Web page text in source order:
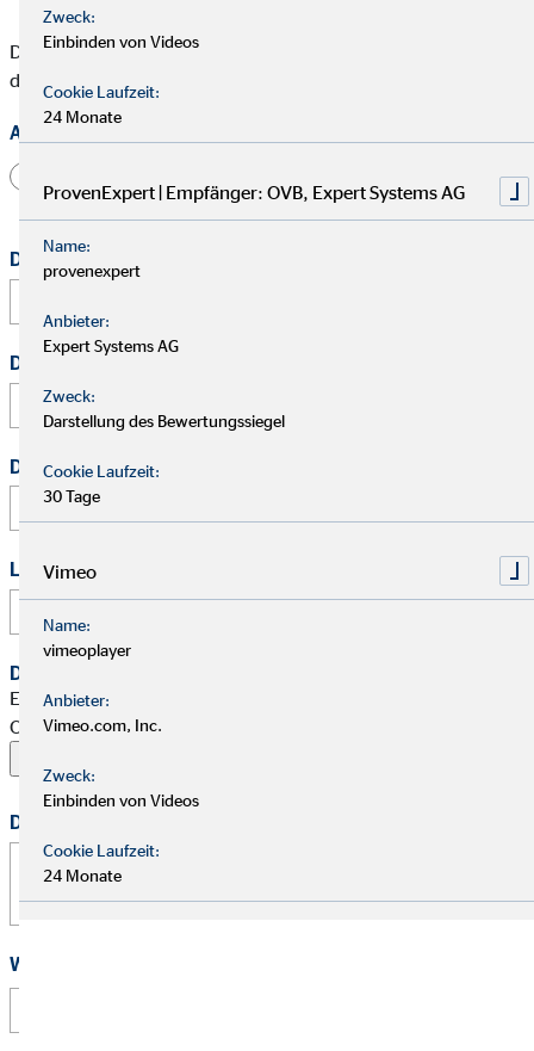
Die mit * gekennzeichneten Felder müssen ausgefüllt werden,
damit wir Deine Bewerbung bearbeiten können.
Anrede
Dein vollständiger Name
Deine E-Mail Adresse
Deine Telefonnummer
Link zu Deinem Business-Profil (Xing / LinkedIn / andere)
Dein Begleitschreiben
Erlaubte Formate: PDF, Word, ZIP, OpenOffice,
OpenDocument, JPG, PNG, BMP | Maximal 20 MB
Deine Nachricht
Wie hast Du von uns erfahren?
Zweck:
Einbinden von Videos
Cookie Laufzeit:
24 Monate
ProvenExpert | Empfänger: OVB, Expert Systems AG
Name:
provenexpert
Anbieter:
Expert Systems AG
Zweck:
Darstellung des Bewertungssiegel
Cookie Laufzeit:
30 Tage
Vimeo
Name:
vimeoplayer
Anbieter:
Vimeo.com, Inc.
Zweck:
Einbinden von Videos
Cookie Laufzeit:
24 Monate